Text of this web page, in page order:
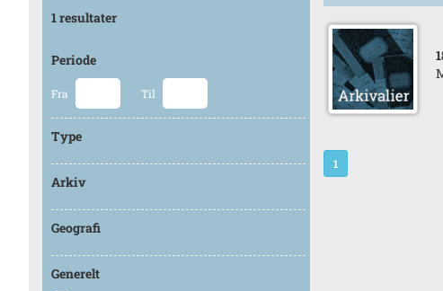
1 resultater
Periode
Fra Til
Type
Arkiv
Geografi
Generelt
1